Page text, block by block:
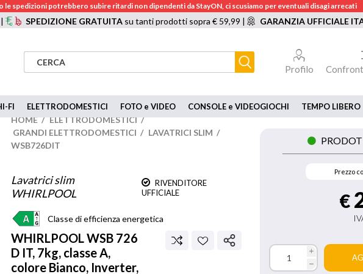
le spedizioni potrebbero subire ritardi non dipendenti da StayON, ci scusiamo per eventuali disagi arrecati
SPEDIZIONE GRATUITAsu tanti prodotti sopra € 59,99 | GARANZIA UFFICIALE
Profilo
FI ELETTRODOMESTICI FOTO e VIDEO CONSOLE e VIDEOGIOCHI TEMPO LIBERO
HOME / ELETTRODOMESTICI /
GRANDI ELETTRODOMESTICI / LAVATRICI SLIM /
WSB726DIT
Lavatrici slim
WHIRLPOOL
RIVENDITORE
UFFICIALE
Classe di efficienza energetica
WHIRLPOOLWSB 726
D IT, 7kg, classe A,
colore Bianco, Inverter,
Prezzo
€
i
h